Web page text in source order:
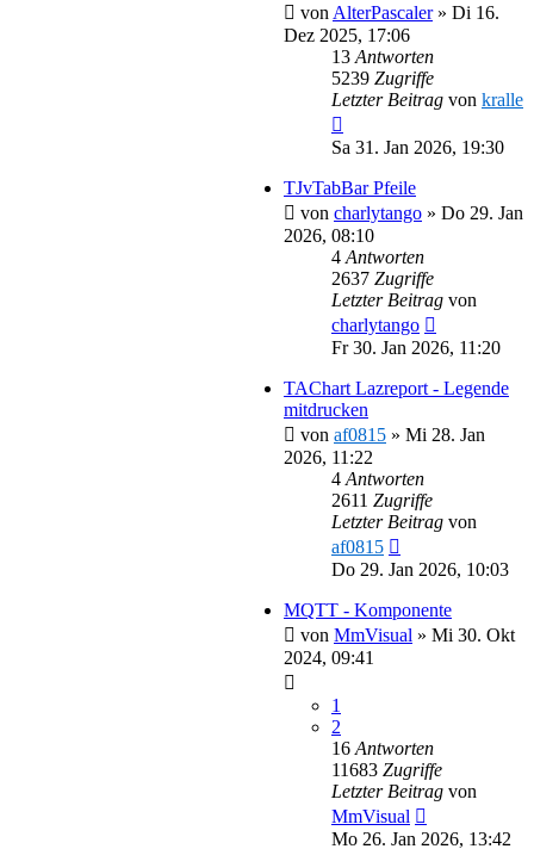
von AlterPascaler» Di 16.
Dez 2025, 17:06
13 Antworten
5239 Zugriffe
Letzter Beitrag von kralle
Sa 31. Jan 2026, 19:30
TJvTabBar Pfeile
von charlytango » Do 29. Jan
2026, 08:10
4 Antworten
2637 Zugriffe
Letzter Beitrag von
charlytango
Fr 30. Jan 2026, 11:20
TAChart Lazreport - Legende
mitdrucken
von af0815 » Mi 28. Jan
2026, 11:22
4 Antworten
2611 Zugriffe
Letzter Beitrag von
af0815
Do 29. Jan 2026, 10:03
MQTT - Komponente
von MmVisual » Mi 30. Okt
2024, 09:41
1
2
16 Antworten
11683 Zugriffe
Letzter Beitrag von
MmVisual
Mo 26. Jan 2026, 13:42